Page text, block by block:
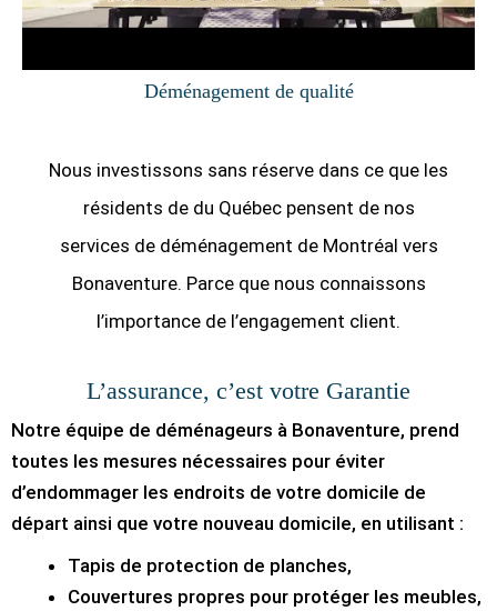
Déménagement de qualité
Nous investissons sans réserve dans ce que les
résidents de du Québec pensent de nos
services de déménagement de Montréal vers
Bonaventure. Parce que nous connaissons
l’importance de l’engagement client.
L’assurance, c’est votre Garantie
Notre équipe de déménageurs à Bonaventure, prend
toutes les mesures nécessaires pour éviter
d’endommager les endroits de votre domicile de
départ ainsi que votre nouveau domicile, en utilisant :
Tapis de protection de planches,
Couvertures propres pour protéger les meubles,